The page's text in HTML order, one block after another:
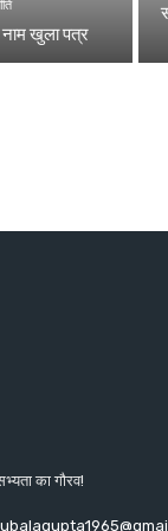
खुला पत्र
का गौरव!